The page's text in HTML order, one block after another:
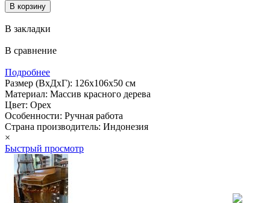
В закладки
В сравнение
Подробнее
Размер (ВхДхГ): 126х106х50 см
Материал: Массив красного дерева
Цвет: Орех
Особенности: Ручная работа
Страна производитель: Индонезия
×
Быстрый просмотр